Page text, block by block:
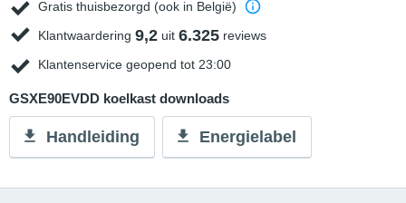
Gratis thuisbezorgd (ook in België)
Klantwaardering 9,2 uit 6.325 reviews
Klantenservice geopend tot 23:00
GSXE90EVDD koelkast downloads
Handleiding Energielabel